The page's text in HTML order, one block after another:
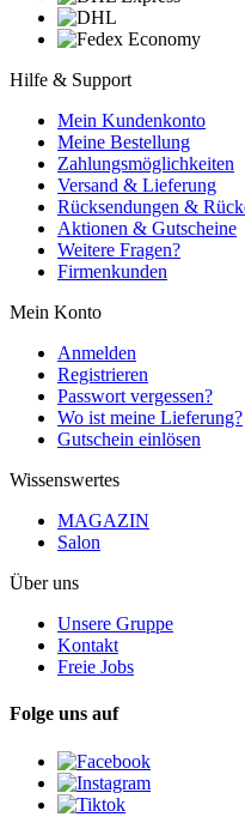
Hilfe & Support
Mein Kundenkonto
Meine Bestellung
Zahlungsmöglichkeiten
Versand & Lieferung
Rücksendungen &
Aktionen & Gutscheine
Weitere Fragen?
Firmenkunden
Mein Konto
Anmelden
Registrieren
Passwort vergessen?
Wo ist meine Lieferung?
Gutschein einlösen
Wissenswertes
MAGAZIN
Salon
Über uns
Unsere Gruppe
Kontakt
Freie Jobs
Folge uns auf